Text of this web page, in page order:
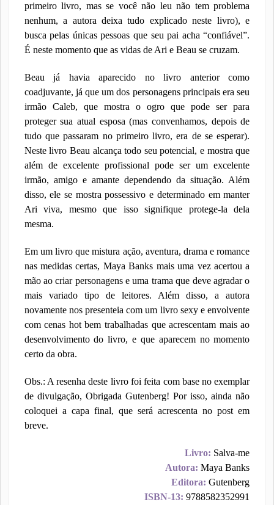
primeiro livro, mas se você não leu não tem problema
nenhum, a autora deixa tudo explicado neste livro), e
busca pelas únicas pessoas que seu pai acha “confiável”.
É neste momento que as vidas de Ari e Beau se cruzam.
Beau já havia aparecido no livro anterior como
coadjuvante, já que um dos personagens principais era seu
irmão Caleb, que mostra o ogro que pode ser para
proteger sua atual esposa (mas convenhamos, depois de
tudo que passaram no primeiro livro, era de se esperar).
Neste livro Beau alcança todo seu potencial, e mostra que
além de excelente profissional pode ser um excelente
irmão, amigo e amante dependendo da situação. Além
disso, ele se mostra possessivo e determinado em manter
Ari viva, mesmo que isso signifique protege-la dela
mesma.
Em um livro que mistura ação, aventura, drama e romance
nas medidas certas, Maya Banks mais uma vez acertou a
mão ao criar personagens e uma trama que deve agradar o
mais variado tipo de leitores. Além disso, a autora
novamente nos presenteia com um livro sexy e envolvente
com cenas hot bem trabalhadas que acrescentam mais ao
desenvolvimento do livro, e que aparecem no momento
certo da obra.
Obs.: A resenha deste livro foi feita com base no exemplar
de divulgação, Obrigada Gutenberg! Por isso, ainda não
coloquei a capa final, que será acrescenta no post em
breve.
Livro: Salva-me
Autora: Maya Banks
Editora: Gutenberg
ISBN-13: 9788582352991